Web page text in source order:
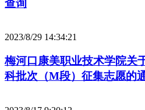
查询
2023/8/29 14:34:21
梅河口康美职业技术学院关
科批次（M段）征集志愿的